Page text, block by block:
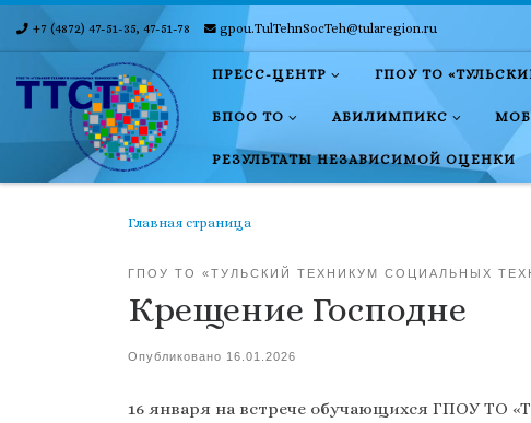
Skip to content
+7 (4872) 47-51-35, 47-51-78 gpou.TulTehnSocTeh@tularegion.ru
ПРЕСС-ЦЕНТР ГПОУ ТО
БПОО ТО АБИЛИМПИКС
РЕЗУЛЬТАТЫ НЕЗАВИСИМОЙ ОЦЕНКИ
Главная страница
ГПОУ ТО «ТУЛЬСКИЙ ТЕХНИКУМ СОЦИАЛЬНЫХ
Крещение Господне
Опубликовано 16.01.2026
16 января на встрече обучающихся ГПОУ ТО